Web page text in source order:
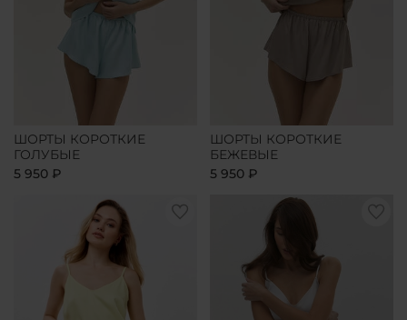
ШОРТЫ КОРОТКИЕ
ГОЛУБЫЕ
5 950 ₽
ШОРТЫ КОРОТКИЕ
БЕЖЕВЫЕ
5 950 ₽